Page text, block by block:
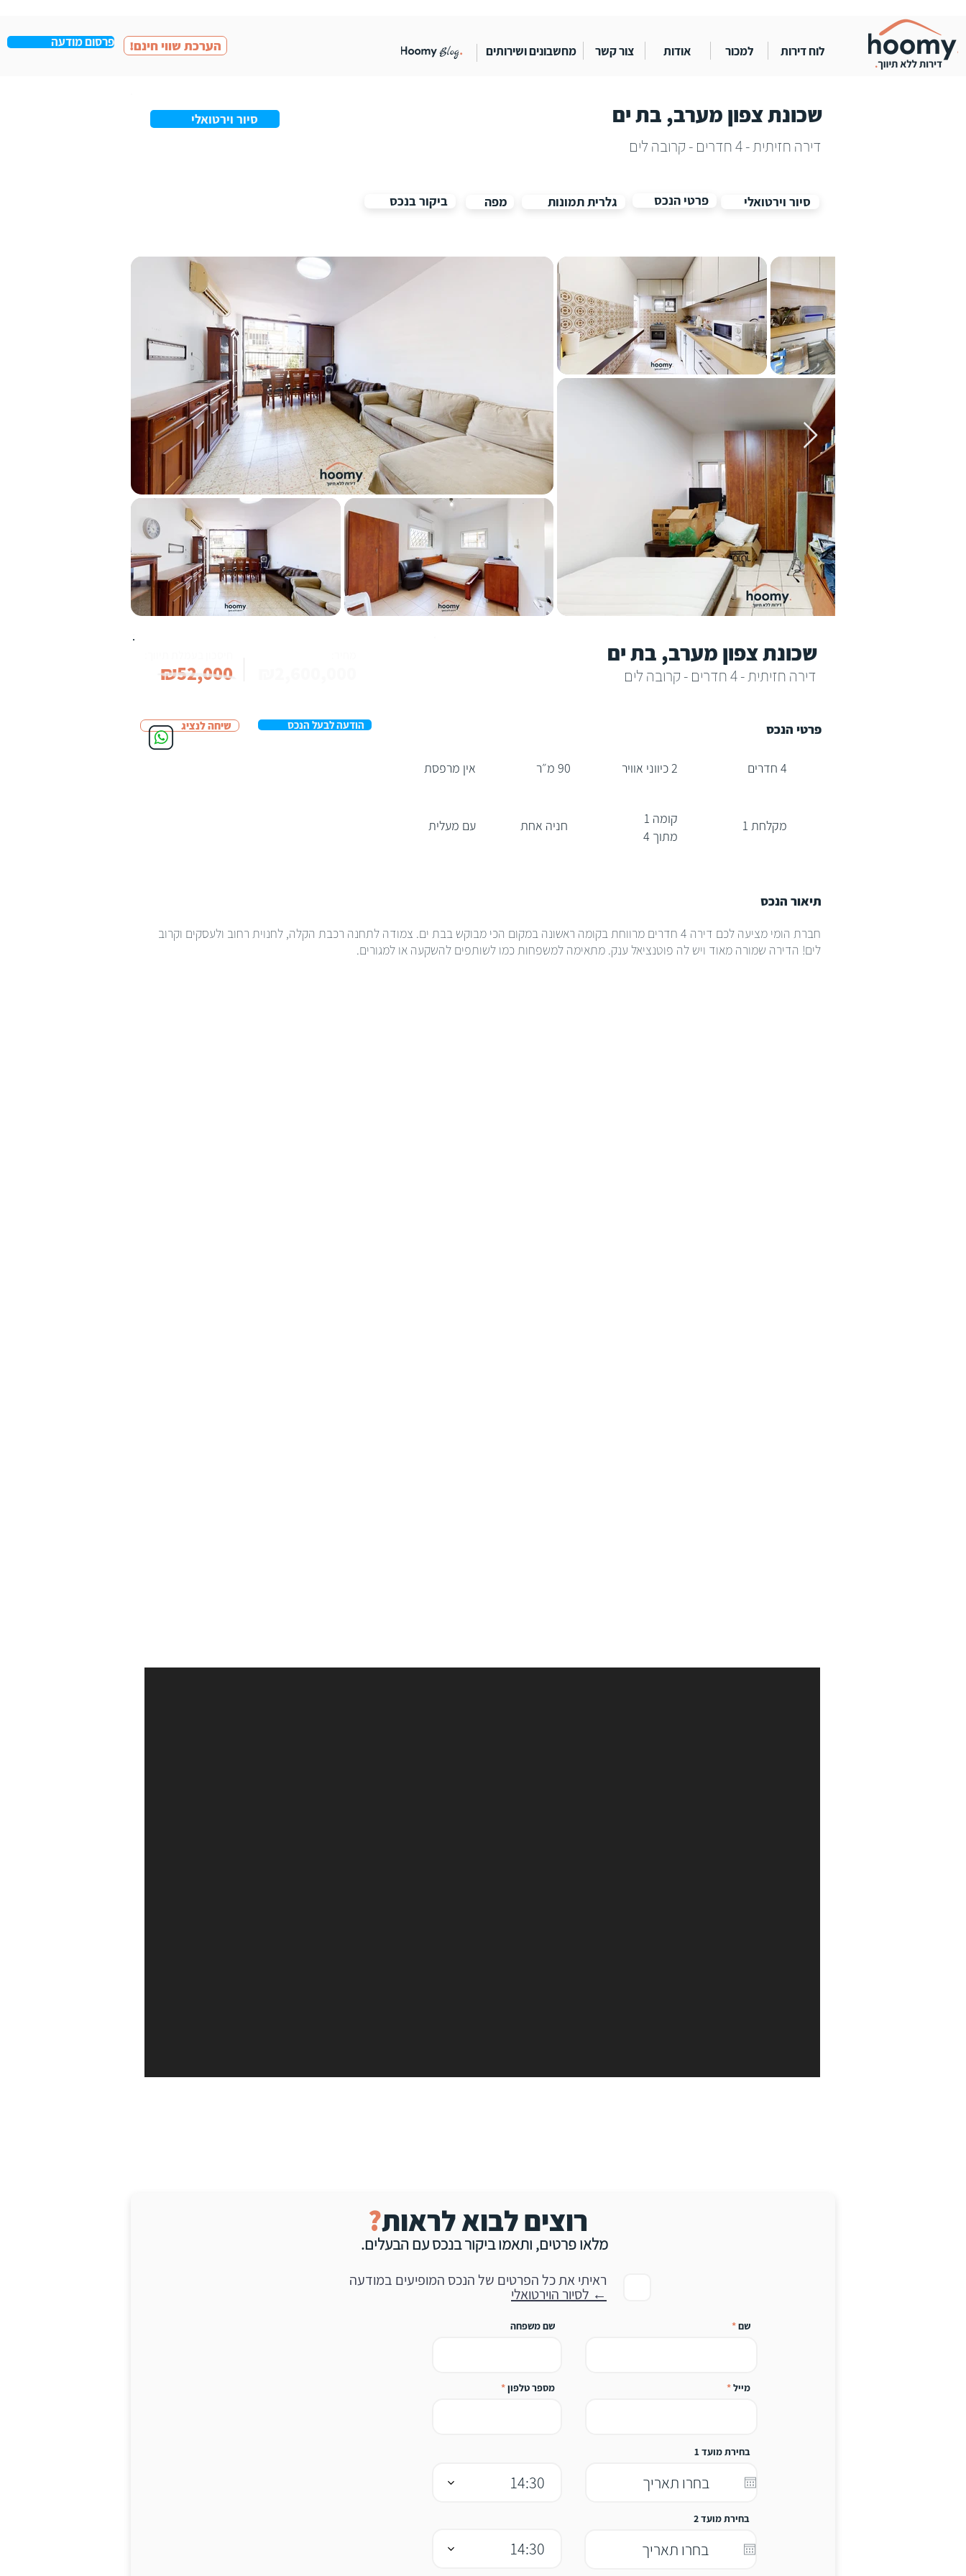
!הערכת שווי חינם פרסום מודעה
לוח דירות למכור אודות צור קשר מחשבונים ושירותים
שכונת צפון מערב, בת ים
דירה חזיתית - 4 חדרים - קרובה לים
סיור וירטואלי
סיור וירטואלי פרטי הנכס גלרית תמונות מפה ביקור בנכס
שכונת צפון מערב, בת ים
דירה חזיתית - 4 חדרים - קרובה לים
פרטי הנכס
4 חדרים 2 כיווני אוויר 90 מ״ר אין מרפסת
₪52,000
הודעה לבעל הנכס שיחה לנציג
מקלחת 1
קומה 1
מתוך 4
חניה אחת עם מעלית
תיאור הנכס
חברת הומי מציעה לכם דירה 4 חדרים מרווחת בקומה ראשונה במקום הכי מבוקש בבת ים. צמודה לתחנה רכבת הקלה, לחנוית רחוב ולעסקים וקרוב
לים! הדירה שמורה מאוד ויש לה פוטנציאל ענק. מתאימה למשפחות כמו לשותפים להשקעה או למגורים.
רוצים לבוא לראות?
מלאו פרטים, ותאמוביקורבנכס עם הבעלים.
ראיתי את כל הפרטים של הנכס המופיעים במודעה
← לסיור הוירטואלי
שם שם משפחה
מייל מספר טלפון
בחירת מועד 1
14:30
בחירת מועד 2
14:30